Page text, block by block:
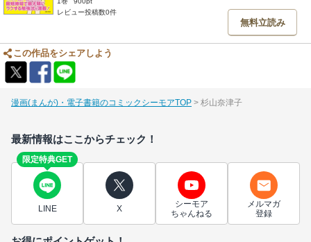
レビュー投稿数0件
無料立読み
この作品をシェアしよう
漫画(まんが)・電子書籍のコミックシーモアTOP 杉山奈津子
最新情報はここからチェック！
限定特典GET
LINE X
シーモア
ちゃんねる
メルマガ
登録